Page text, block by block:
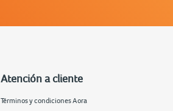
Atención a cliente
Términos y condiciones Aora